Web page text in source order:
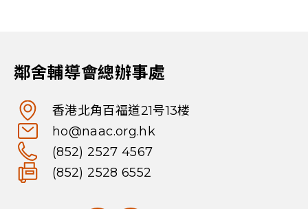
鄰舍輔導會總辦事處
香港北角百福道21号13楼
ho@naac.org.hk
(852) 2527 4567
(852) 2528 6552